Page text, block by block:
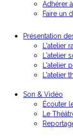
Adhérer
Faire un
Présentation
L'atelier
L'atelier
L'atelier
L'atelier
Son & Vidéo
Écouter
Le